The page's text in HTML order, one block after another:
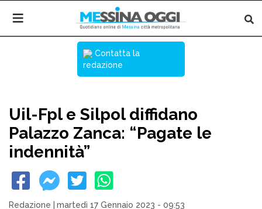
Contatta la
redazione
Uil-Fpl e Silpol diffidano
Palazzo Zanca: “Pagate le
indennità”
Redazione martedì 17 Gennaio 2023 - 09:53